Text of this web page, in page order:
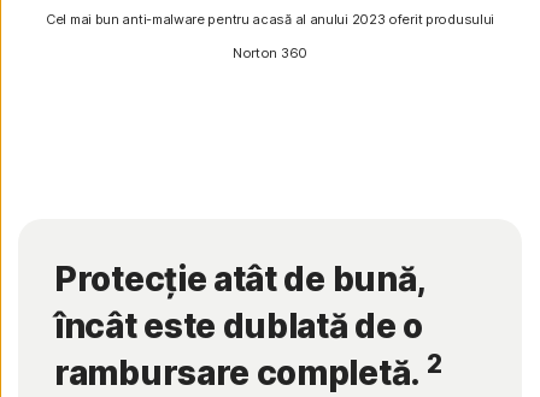
Cel mai bun anti-malware pentru acasă al anului 2023 oferit produsului
Norton 360
Protecție atât de bună,
încât este dublată de o
rambursare completă. 2